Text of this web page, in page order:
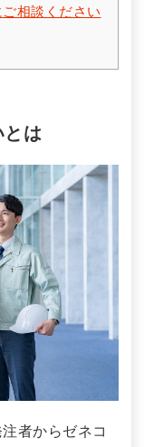
相談ください
は
者からゼネコ